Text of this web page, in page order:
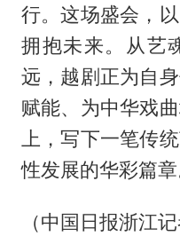
行。这场盛会，
拥抱未来。从艺
远，越剧正为自
赋能、为中华戏
上，写下一笔传
性发展的华彩篇章
（中国日报浙江